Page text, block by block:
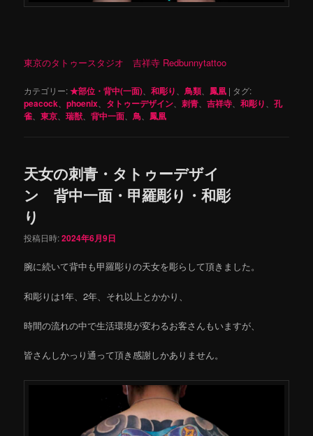
東京のタトゥースタジオ 吉祥寺 Redbunnytattoo
カテゴリー:★部位・背中(一面) 、和彫り 、鳥類 鳳凰 | タグ:
peacock 、phoenix タトゥーデザイン 、刺青 、吉祥寺 、和彫り 、孔
雀 、東京 、瑞獣 、背中一面 、鳥 鳳凰
天女の刺青・タトゥーデザイ
ン 背中一面・甲羅彫り・和彫
り
投稿日時:2024年6月9日
腕に続いて背中も甲羅彫りの天女を彫らして頂きました。
和彫りは1年、2年、それ以上とかかり、
時間の流れの中で生活環境が変わるお客さんもいますが、
皆さんしかっり通って頂き感謝しかありません。